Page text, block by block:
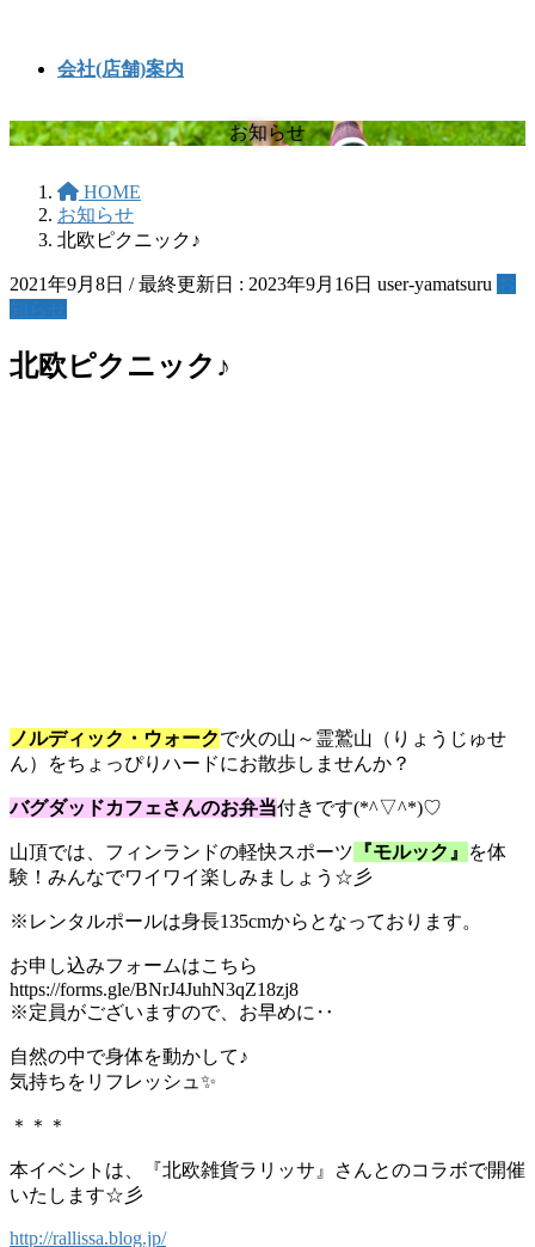
会社(店舗)案内
お知らせ
HOME
お知らせ
北欧ピクニック♪
2021年9月8日 / 最終更新日 : 2023年9月16日 user-yamatsuru
北欧ピクニック♪
ノルディック・ウォークで火の山～霊鷲山（りょうじゅせ
ん）をちょっぴりハードにお散歩しませんか？
バグダッドカフェさんのお弁当付きです(*^▽^*)♡
山頂では、フィンランドの軽快スポーツ 『モルック』
を体
験！みんなでワイワイ楽しみましょう☆彡
※レンタルポールは身長135cmからとなっております。
お申し込みフォームはこちら
https://forms.gle/BNrJ4JuhN3qZ18zj8
※定員がございますので、お早めに‥
自然の中で身体を動かして♪
気持ちをリフレッシュ✨
＊＊＊
本イベントは、『北欧雑貨ラリッサ』さんとのコラボで開催
いたします☆彡
http://rallissa.blog.jp/